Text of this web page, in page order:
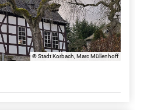
© Stadt Korbach, Marc Müllenhoff